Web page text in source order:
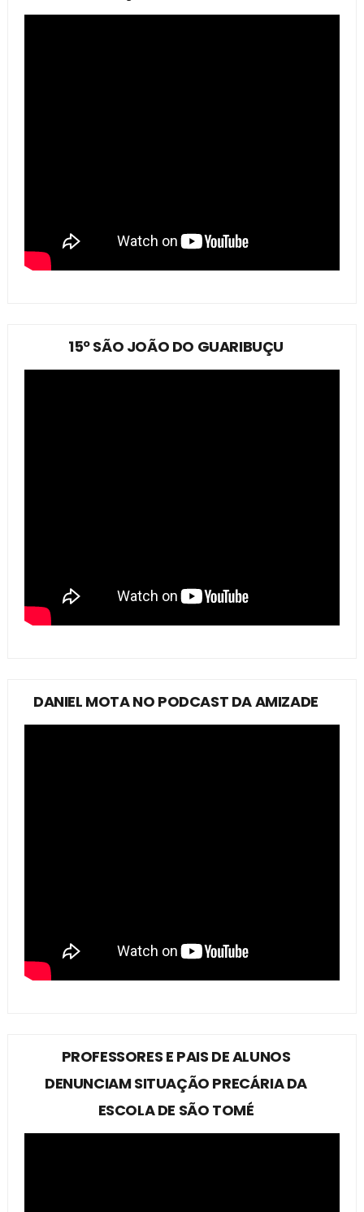
15º SÃO JOÃO DO GUARIBUÇU
DANIEL MOTA NO PODCAST DA AMIZADE
PROFESSORES E PAIS DE ALUNOS
DENUNCIAM SITUAÇÃO PRECÁRIA DA
ESCOLA DE SÃO TOMÉ